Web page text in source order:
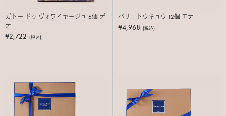
ガトー ドゥ ヴォワイヤージュ 6個 デ
テ
¥2,722 (税込)
パリ－トウキョウ 12個 エテ
¥4,968 (税込)